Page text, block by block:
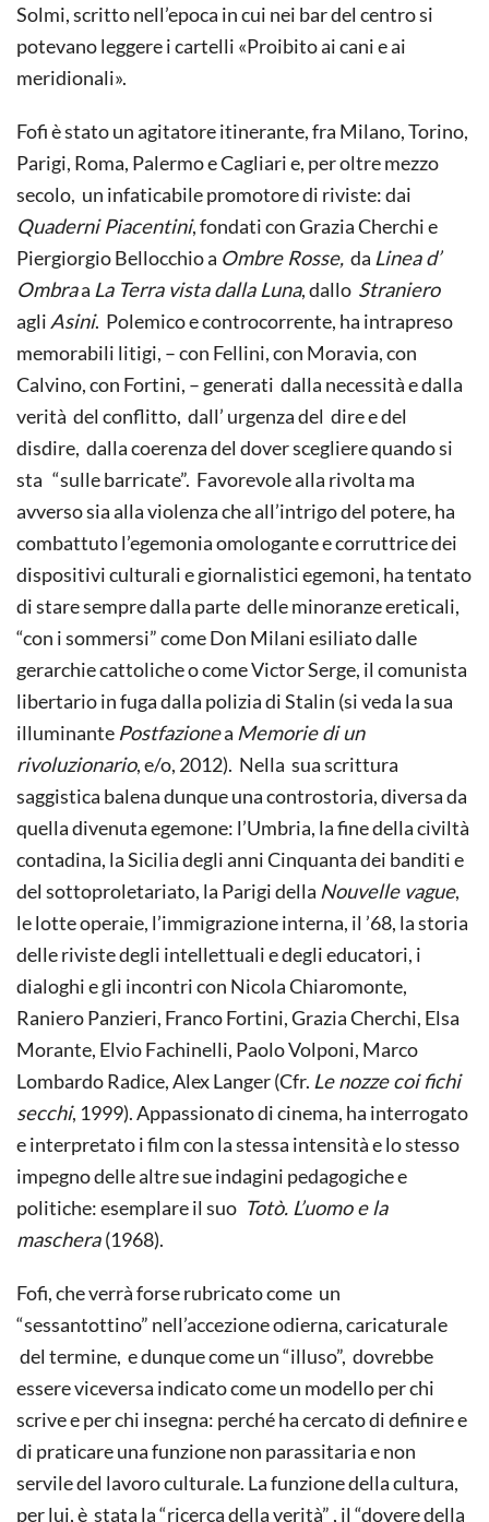
Solmi, scritto nell’epoca in cui nei bar del centro si
potevano leggere i cartelli «Proibito ai cani e ai
meridionali».
Fofi è stato un agitatore itinerante, fra Milano, Torino,
Parigi, Roma, Palermo e Cagliari e, per oltre mezzo
secolo, un infaticabile promotore di riviste: dai
Quaderni Piacentini, fondati con Grazia Cherchi e
Piergiorgio Bellocchio a Ombre Rosse, da Linea d’
Ombraa La Terra vista dalla Luna, dallo Straniero
agli Asini. Polemico e controcorrente, ha intrapreso
memorabili litigi, – con Fellini, con Moravia, con
Calvino, con Fortini, – generati dalla necessità e dalla
verità del conflitto, dall’ urgenza del dire e del
disdire, dalla coerenza del dover scegliere quando si
sta “sulle barricate”. Favorevole alla rivolta ma
avverso sia alla violenza che all’intrigo del potere, ha
combattuto l’egemonia omologante e corruttrice dei
dispositivi culturali e giornalistici egemoni, ha tentato
di stare sempre dalla parte delle minoranze ereticali,
“con i sommersi” come Don Milani esiliato dalle
gerarchie cattoliche o come Victor Serge, il comunista
libertario in fuga dalla polizia di Stalin (si veda la sua
illuminante Postfazionea Memorie di un
rivoluzionario, e/o, 2012). Nella sua scrittura
saggistica balena dunque una controstoria, diversa da
quella divenuta egemone: l’Umbria, la fine della civiltà
contadina, la Sicilia degli anni Cinquanta dei banditi e
del sottoproletariato, la Parigi della Nouvelle vague,
le lotte operaie, l’immigrazione interna, il ’68, la storia
delle riviste degli intellettuali e degli educatori, i
dialoghi e gli incontri con Nicola Chiaromonte,
Raniero Panzieri, Franco Fortini, Grazia Cherchi, Elsa
Morante, Elvio Fachinelli, Paolo Volponi, Marco
Lombardo Radice, Alex Langer (Cfr. Le nozze coi fichi
secchi, 1999). Appassionato di cinema, ha interrogato
e interpretato i film con la stessa intensità e lo stesso
impegno delle altre sue indagini pedagogiche e
politiche: esemplare il suo Totò. L’uomo e la
maschera(1968).
Fofi, che verrà forse rubricato come un
“sessantottino” nell’accezione odierna, caricaturale
del termine, e dunque come un “illuso”, dovrebbe
essere viceversa indicato come un modello per chi
scrive e per chi insegna: perché ha cercato di definire e
di praticare una funzione non parassitaria e non
servile del lavoro culturale. La funzione della cultura,
per lui, è stata la “ricerca della verità” , il “dovere della